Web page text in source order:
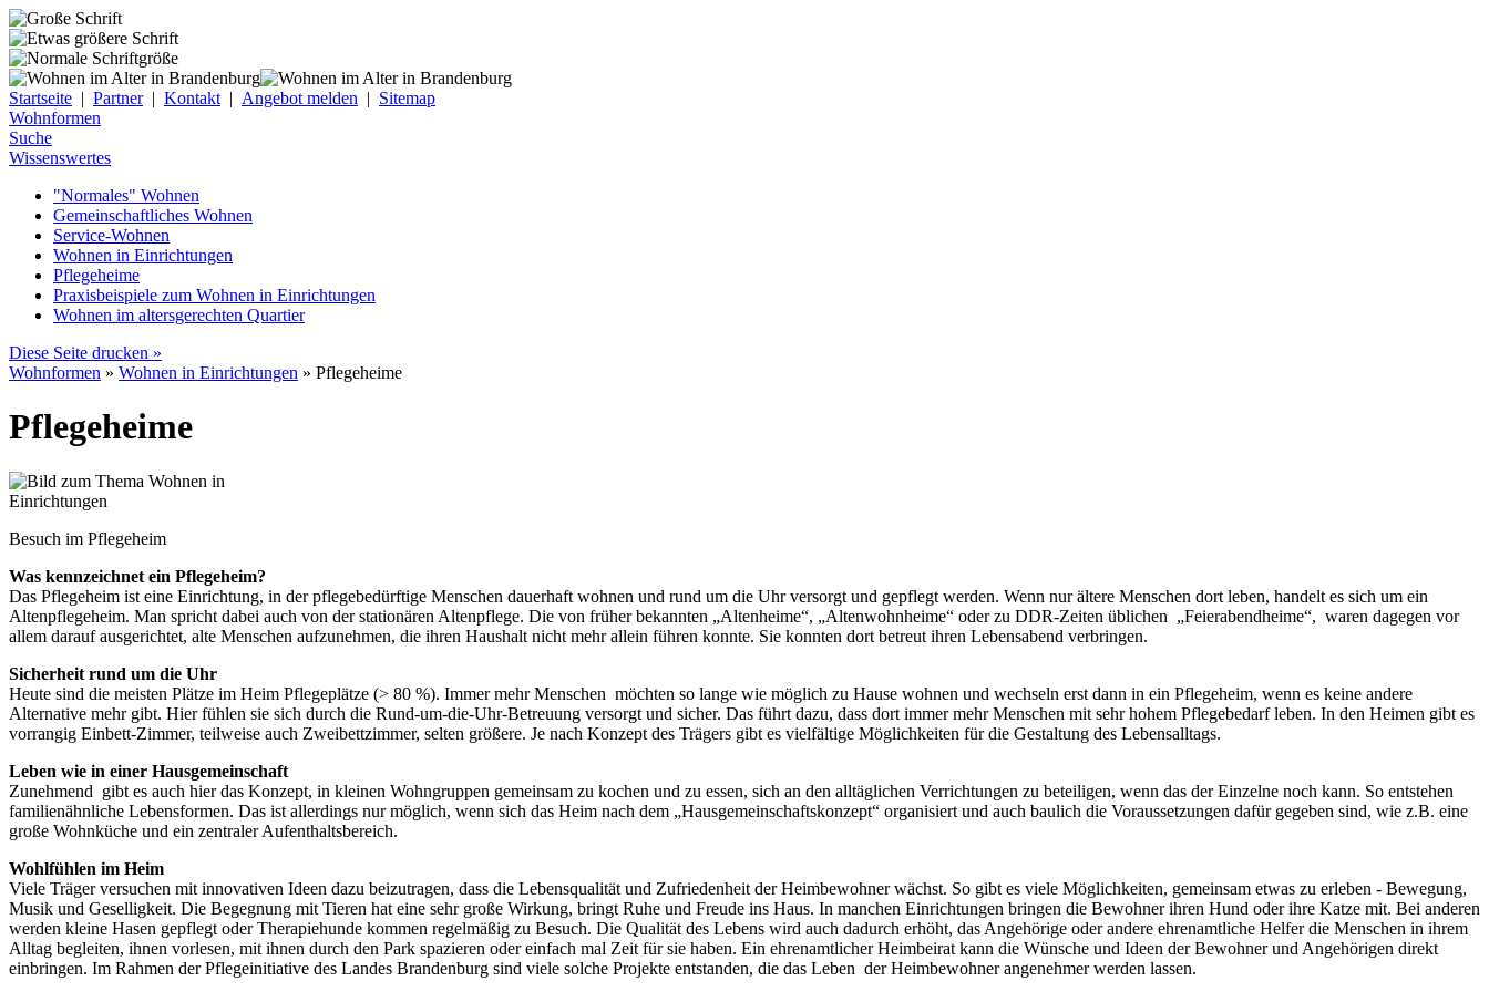
Startseite | Partner| Kontakt | Angebot melden | Sitemap
Wohnformen
Suche
Wissenswertes
"Normales" Wohnen
Gemeinschaftliches Wohnen
Service-Wohnen
Wohnen in Einrichtungen
Pflegeheime
Praxisbeispiele zum Wohnen in Einrichtungen
Wohnen im altersgerechten Quartier
Diese Seite drucken »
Wohnformen » Wohnen in Einrichtungen » Pflegeheime
Pflegeheime
Besuch im Pflegeheim
Was kennzeichnet ein Pflegeheim?
Das Pflegeheim ist eine Einrichtung, in der pflegebedürftige Menschen dauerhaft wohnen und rund um die Uhr versorgt und gepflegt werden. Wenn nur ältere Menschen dort leben, handelt es sich um ein
Altenpflegeheim. Man spricht dabei auch von der stationären Altenpflege. Die von früher bekannten „Altenheime“, „Altenwohnheime“ oder zu DDR-Zeiten üblichen „Feierabendheime“, waren dagegen vor
allem darauf ausgerichtet, alte Menschen aufzunehmen, die ihren Haushalt nicht mehr allein führen konnte. Sie konnten dort betreut ihren Lebensabend verbringen.
Sicherheit rund um die Uhr
Heute sind die meisten Plätze im Heim Pflegeplätze (> 80 %). Immer mehr Menschen möchten so lange wie möglich zu Hause wohnen und wechseln erst dann in ein Pflegeheim, wenn es keine andere
Alternative mehr gibt. Hier fühlen sie sich durch die Rund-um-die-Uhr-Betreuung versorgt und sicher. Das führt dazu, dass dort immer mehr Menschen mit sehr hohem Pflegebedarf leben. In den Heimen gibt es
vorrangig Einbett-Zimmer, teilweise auch Zweibettzimmer, selten größere. Je nach Konzept des Trägers gibt es vielfältige Möglichkeiten für die Gestaltung des Lebensalltags.
Leben wie in einer Hausgemeinschaft
Zunehmend gibt es auch hier das Konzept, in kleinen Wohngruppen gemeinsam zu kochen und zu essen, sich an den alltäglichen Verrichtungen zu beteiligen, wenn das der Einzelne noch kann. So entstehen
familienähnliche Lebensformen. Das ist allerdings nur möglich, wenn sich das Heim nach dem „Hausgemeinschaftskonzept“ organisiert und auch baulich die Voraussetzungen dafür gegeben sind, wie z.B. eine
große Wohnküche und ein zentraler Aufenthaltsbereich.
Wohlfühlen im Heim
Viele Träger versuchen mit innovativen Ideen dazu beizutragen, dass die Lebensqualität und Zufriedenheit der Heimbewohner wächst. So gibt es viele Möglichkeiten, gemeinsam etwas zu erleben - Bewegung,
Musik und Geselligkeit. Die Begegnung mit Tieren hat eine sehr große Wirkung, bringt Ruhe und Freude ins Haus. In manchen Einrichtungen bringen die Bewohner ihren Hund oder ihre Katze mit. Bei anderen
werden kleine Hasen gepflegt oder Therapiehunde kommen regelmäßig zu Besuch. Die Qualität des Lebens wird auch dadurch erhöht, das Angehörige oder andere ehrenamtliche Helfer die Menschen in ihrem
Alltag begleiten, ihnen vorlesen, mit ihnen durch den Park spazieren oder einfach mal Zeit für sie haben. Ein ehrenamtlicher Heimbeirat kann die Wünsche und Ideen der Bewohner und Angehörigen direkt
einbringen. Im Rahmen der Pflegeinitiative des Landes Brandenburg sind viele solche Projekte entstanden, die das Leben der Heimbewohner angenehmer werden lassen.